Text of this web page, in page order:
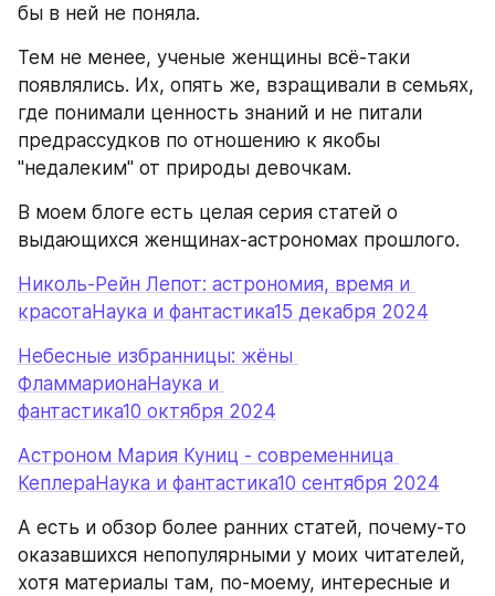
бы в ней не поняла.
Тем не менее, ученые женщины всё-таки
появлялись. Их, опять же, взращивали в семьях,
где понимали ценность знаний и не питали
предрассудков по отношению к якобы
"недалеким" от природы девочкам.
В моем блоге есть целая серия статей о
выдающихся женщинах-астрономах прошлого.
Николь-Рейн Лепот: астрономия, время и
красотаНаука и фантастика15 декабря 2024
Небесные избранницы: жёны
ФламмарионаНаука и
фантастика10 октября 2024
Астроном Мария Куниц - современница
КеплераНаука и фантастика10 сентября 2024
А есть и обзор более ранних статей, почему-то
оказавшихся непопулярными у моих читателей,
хотя материалы там, по-моему, интересные и